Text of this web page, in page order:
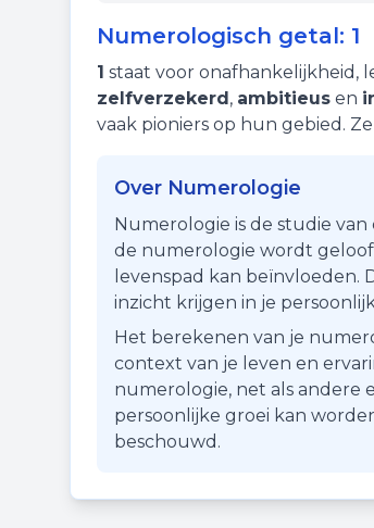
Numerologisch getal: 1
1 staat voor onafhankelijkheid ,
zelfverzekerd, ambitieus en
vaak pioniers op hun gebied.
Over Numerologie
Numerologie is de studie
de numerologie wordt
levenspad kan beïnvloeden.
inzicht krijgen in je
Het berekenen van je
context van je leven en
numerologie, net als andere
persoonlijke groei kan
beschouwd.